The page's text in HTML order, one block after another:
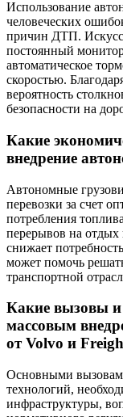
Использование
человеческих
причин ДТП.
постоянный
автоматическое
скоростью.
вероятность
безопасности на
Какие
внедрение
Автономные
перевозки за счет
потребления
перерывов на отдых
снижает
может помочь
транспортной
Какие вызовы и
массовым
от Volvo и
Основными
технологий,
инфраструктуры,